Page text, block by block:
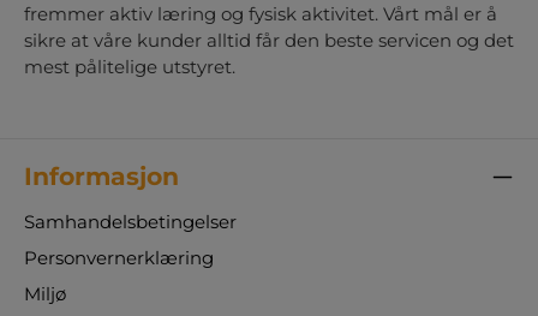
fremmer aktiv læring og fysisk aktivitet. Vårt mål er å
sikre at våre kunder alltid får den beste servicen og det
mest pålitelige utstyret.
Informasjon
Samhandelsbetingelser
Personvernerklæring
Miljø